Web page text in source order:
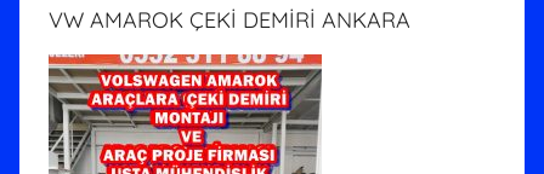
VW AMAROK ÇEKİ DEMİRİ ANKARA